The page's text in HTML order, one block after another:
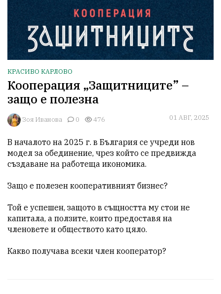
КРАСИВО КАРЛОВО
Кооперация „Защитниците” –
защо е полезна
Зоя Иванова 0 476 01 АВГ, 2025
В началото на 2025 г. в България се учреди нов
модел за обединение, чрез който се предвижда
създаване на работеща икономика.
Защо е полезен кооперативният бизнес?
Той е успешен, защото в същността му стои не
капитала, а ползите, които предоставя на
членовете и обществото като цяло.
Какво получава всеки член кооператор?